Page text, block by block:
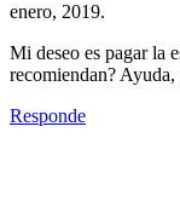
enero, 2019.
Mi deseo es pagar la
recomiendan?
Responde